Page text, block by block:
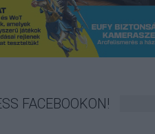
FACEBOOKON!